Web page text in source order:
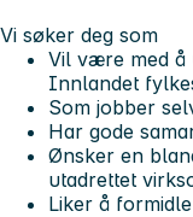
Vi søker deg som
Vil være med å
Innlandet
Som jobber
Har gode
Ønsker en
utadrettet
Liker å